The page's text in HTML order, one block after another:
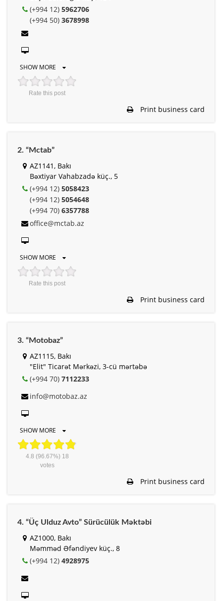
(+994 12) 5962706
(+994 50) 3678998
SHOW MORE
Rate this post
Print business card
2. “Mctab”
AZ1141, Bakı
Bəxtiyar Vahabzadə küç., 5
(+994 12) 5058423
(+994 12) 5054648
(+994 70) 6357788
office@mctab.az
SHOW MORE
Rate this post
Print business card
3. “Motobaz”
AZ1115, Bakı
"Elit" Ticarət Mərkəzi, 3-cü mərtəbə
(+994 70) 7112233
info@motobaz.az
SHOW MORE
4.8 (96.67%) 18
votes
Print business card
4. “Üç Ulduz Avto” Sürücülük Məktəbi
AZ1000, Bakı
Məmməd Əfəndiyev küç., 8
(+994 12) 4928975